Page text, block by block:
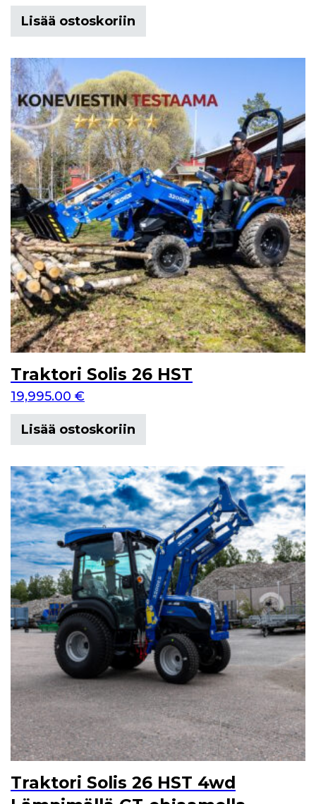
Lisää ostoskoriin
Traktori Solis 26 HST
19,995.00 €
Lisää ostoskoriin
Traktori Solis 26 HST 4wd